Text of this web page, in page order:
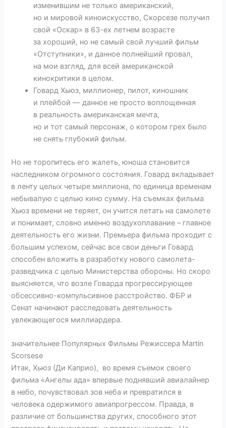
изменившим не только американский,
но и мировой киноискусство, Скорсезе получил
свой «Оскар» в 63-ех летнем возрасте
за хороший, но не самый свой лучший фильм
«Отступники», и данное полнейший провал,
на мои взгляд, для всей американской
кинокритики в целом.
Говард Хьюз, миллионер, пилот, киношник
и плейбой — данное не просто воплощенная
в реальность американская мечта,
но и тот самый персонаж, о котором грех было
не снять глубокий фильм.
Но не торопитесь его жалеть, юноша становится
наследником огромного состояния. Говард вкладывает
в ленту целых четыре миллиона, по единица временам
небывалую с целью кино сумму. На съемках фильма
Хьюз времени не теряет, он учится летать на самолете
и понимает, словно именно воздухоплавание – главное
деятельность его жизни. Премьера фильма проходит с
большим успехом, сейчас все свои деньги Говард
способен вложить в разработку нового самолета-
разведчика с целью Министерства обороны. Но скоро
выясняется, что возле Говарда прогрессирующее
обсессивно-компульсивное расстройство. ФБР и
Сенат начинают расследовать деятельность
увлекающегося миллиардера.
значительнее Популярных Фильмы Режиссера Martin
Scorsese
Итак, Хьюз (Ди Каприо), во время съемок своего
фильма «Ангелы ада» впервые поднявший авиалайнер
в небо, почувствовал зов неба и превратился в
человека одержимого авиапрогрессом. Правда, в
различие от большинства других, способного этот